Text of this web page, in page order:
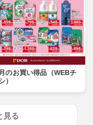
のお買い得品（WEBチ
）
見る